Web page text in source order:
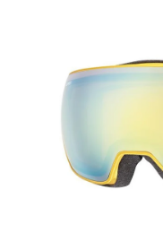
hviezdičiek.